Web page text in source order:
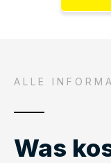
ALLE
Was